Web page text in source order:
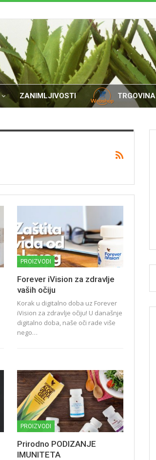
ZANIMLJIVOSTI TRGOVINA
PROIZVODI
Forever iVision za zdravlje
vaših očiju
Korak u digitalno doba uz Forever
iVision za zdravlje očiju! U današnje
digitalno doba, naše oči rade više
nego…
PROIZVODI
Prirodno PODIZANJE
IMUNITETA